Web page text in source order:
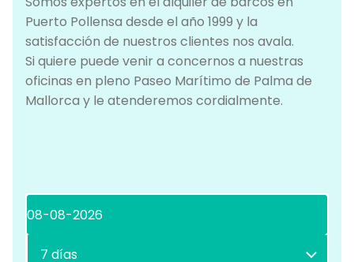
Puerto Pollensa desde el año 1999 y la
satisfacción de nuestros clientes nos avala.
Si quiere puede venir a concernos a nuestras
oficinas en pleno Paseo Marítimo de Palma de
Mallorca y le atenderemos cordialmente.